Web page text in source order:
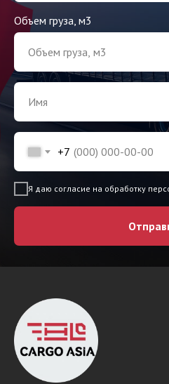
Объем груза, м3
+7
Я даю согласие на обработку